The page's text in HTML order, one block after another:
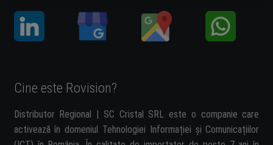
Cine este Rovision?
Distributor Regional | SC Cristal SRL este o companie care
activează în domeniul Tehnologiei Informației și Comunicațiilor